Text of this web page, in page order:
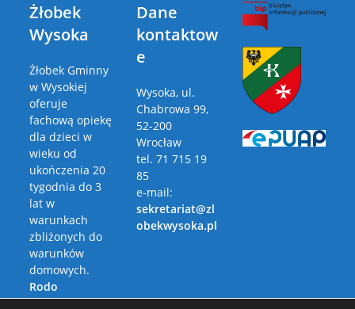
Żłobek
Wysoka
Żłobek Gminny
w Wysokiej
oferuje
fachową opiekę
dla dzieci w
wieku od
ukończenia 20
tygodnia do 3
lat w
warunkach
zbliżonych do
warunków
domowych.
Rodo
Polityka
Dane
kontaktow
e
Wysoka, ul.
Chabrowa 99,
52-200
Wrocław
tel. 71 715 19
85
e-mail:
sekretariat@zl
obekwysoka.pl